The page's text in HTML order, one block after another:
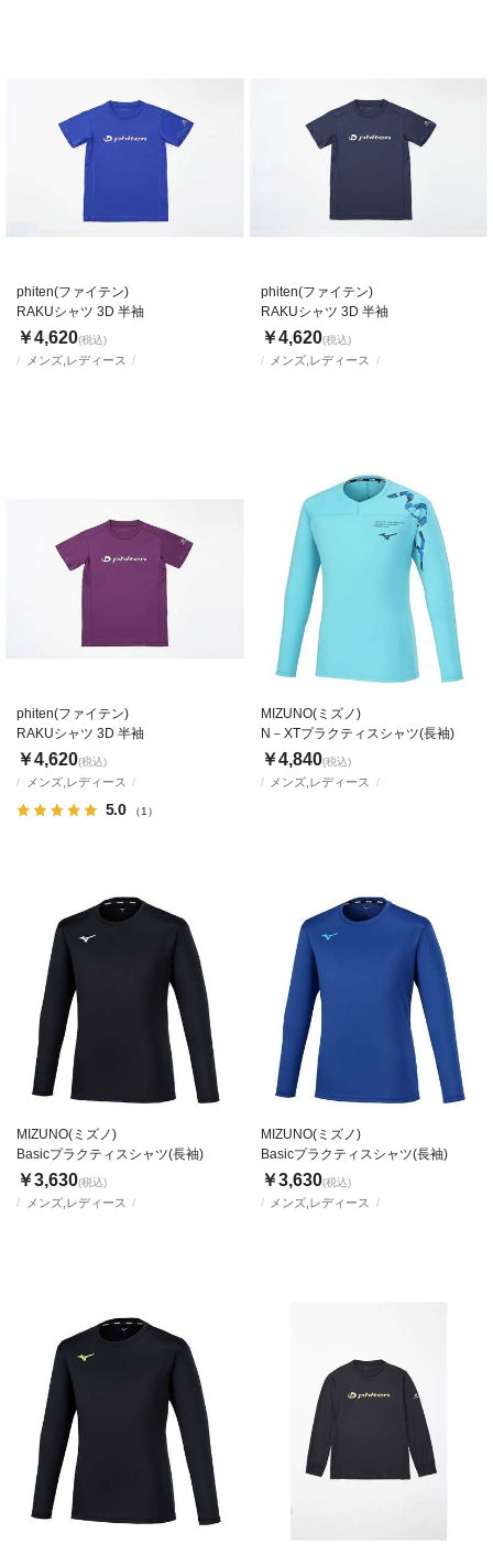
メンズ,レディース
phiten(ファイテン)
RAKUシャツ 3D 半袖
￥4,620(税込)
メンズ,レディース
phiten(ファイテン)
RAKUシャツ 3D 半袖
￥4,620(税込)
メンズ,レディース
5.0 （1）
phiten(ファイテン)
RAKUシャツ 3D 半袖
￥4,620(税込)
メンズ,レディース
MIZUNO(ミズノ)
N－XTプラクティスシャツ(長袖)
￥4,840(税込)
メンズ,レディース
MIZUNO(ミズノ)
Basicプラクティスシャツ(長袖)
￥3,630(税込)
メンズ,レディース
MIZUNO(ミズノ)
Basicプラクティスシャツ(長袖)
￥3,630(税込)